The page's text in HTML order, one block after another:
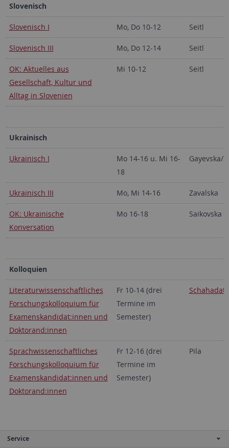
Slovenisch
Slovenisch I Mo, Do 10-12 Seitl
Slovenisch III Mo, Do 12-14 Seitl
OK: Aktuelles aus
Gesellschaft, Kultur und
Alltag in Slovenien
Mi 10-12 Seitl
Ukrainisch
Ukrainisch I
Mo 14-16 u. Mi 16-
18
Gayevska/
Ukrainisch III Mo, Mi 14-16 Zavalska
OK: Ukrainische
Konversation
Mo 16-18 Saikovska
Kolloquien
Literaturwissenschaftliches
Forschungskolloquium für
Examenskandidat:innen und
Doktorand:innen
Fr 10-14 (drei
Termine im
Semester)
Schahadat
Sprachwissenschaftliches
Forschungskolloquium für
Examenskandidat:innen und
Doktorand:innen
Fr 12-16 (drei
Termine im
Semester)
Pila
Service